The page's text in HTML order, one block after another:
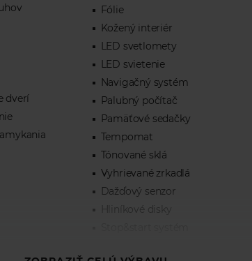
dverí
Fólie
Kožený interiér
LED svetlomety
LED svietenie
Navigačný systém
Palubný počítač
Pamäťové sedačky
Tempomat
Tónované sklá
Vyhrievané zrkadlá
Dažďový senzor
Hliníkové disky